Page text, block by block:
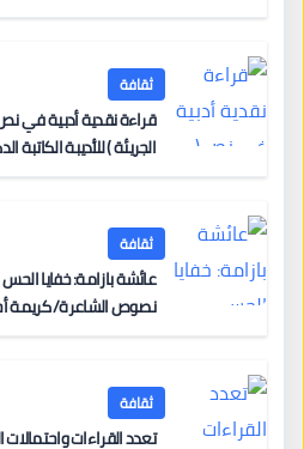
ثقافة
قراءة نقدية أدبية في
الجريئة ) للأديبة
ثقافة
عائشة بازامة: خفايا
نصوص الشاعرة/ كريمة
ثقافة
تعدد القراءات